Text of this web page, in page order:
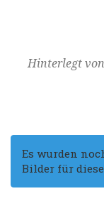
Hinterlegt
Es wurden
Bilder für